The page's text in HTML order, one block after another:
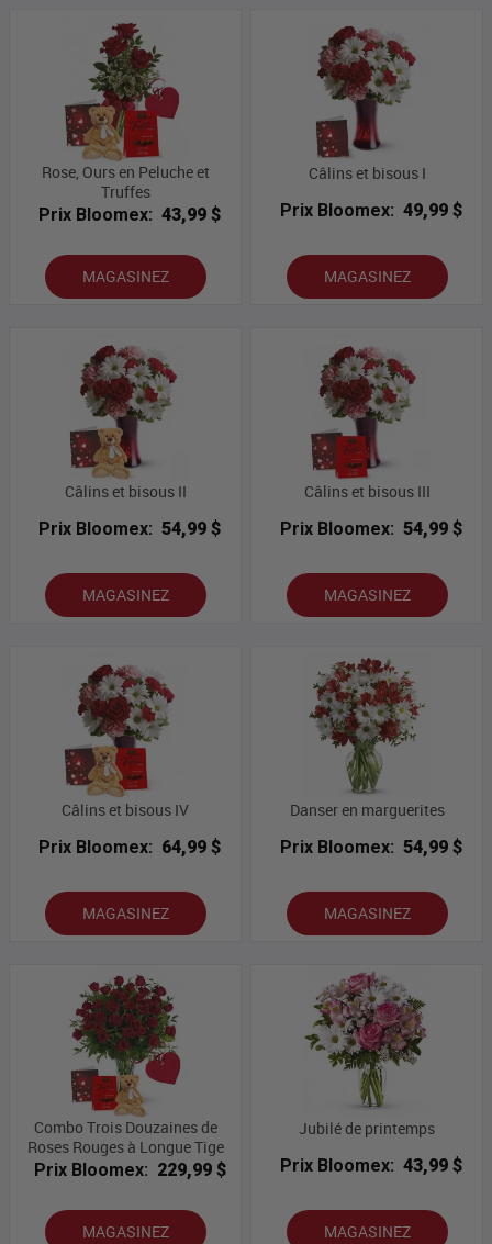
Rose, Ours en Peluche et
Truffes
Prix Bloomex: 43,99 $
MAGASINEZ
Câlins et bisous I
Prix Bloomex: 49,99 $
MAGASINEZ
Câlins et bisous II
Prix Bloomex: 54,99 $
MAGASINEZ
Câlins et bisous III
Prix Bloomex: 54,99 $
MAGASINEZ
Câlins et bisous IV
Prix Bloomex: 64,99 $
MAGASINEZ
Danser en marguerites
Prix Bloomex: 54,99 $
MAGASINEZ
Combo Trois Douzaines de
Roses Rouges à Longue Tige
Prix Bloomex: 229,99 $
MAGASINEZ
Jubilé de printemps
Prix Bloomex: 43,99 $
MAGASINEZ